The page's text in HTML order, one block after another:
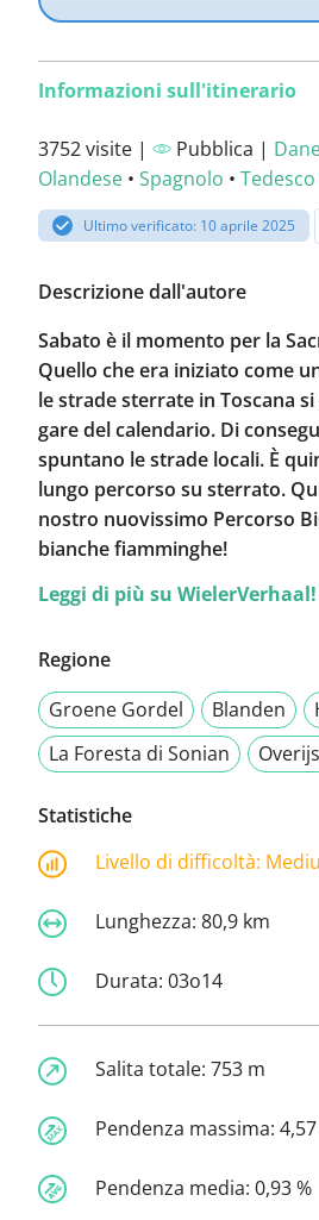
Informazioni sull'itinerario
3752 visite | Pubblica |
Olandese • Spagnolo • Tedesco
Ultimo verificato: 10 aprile 2025
Descrizione dall'autore
Sabato è il momento per la
Quello che era iniziato come
le strade sterrate in Toscana
gare del calendario. Di
spuntano le strade locali. È
lungo percorso su sterrato.
nostro nuovissimo Percorso
bianche fiamminghe!
Leggi di più su WielerVerhaal!
Regione
Groene Gordel
Blanden
La Foresta di Sonian
Statistiche
Livello di difficoltà:
Lunghezza: 80,9 km
Durata: 03o14
Salita totale: 753 m
Pendenza massima:
Pendenza media: 0,93 %